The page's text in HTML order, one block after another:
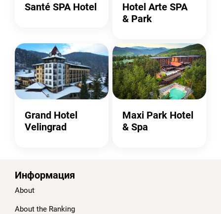
Santé SPA Hotel
Hotel Arte SPA
& Park
Grand Hotel
Velingrad
Maxi Park Hotel
& Spa
Информация
About
About the Ranking